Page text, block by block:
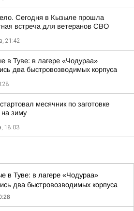
Сегодня в Кызыле прошла
встреча для ветеранов СВО
21:42
в Туве: в лагере «Чодураа»
два быстровозводимых корпуса
месячник по заготовке
на зиму
18:03
в Туве: в лагере «Чодураа»
два быстровозводимых корпуса